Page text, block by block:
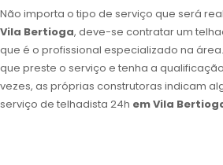
Não importa o tipo de serviço que será
Vila Bertioga, deve-se contratar um
que é o profissional especializado na
que preste o serviço e tenha a
vezes, as próprias construtoras indicam
serviço de telhadista 24h em Vila